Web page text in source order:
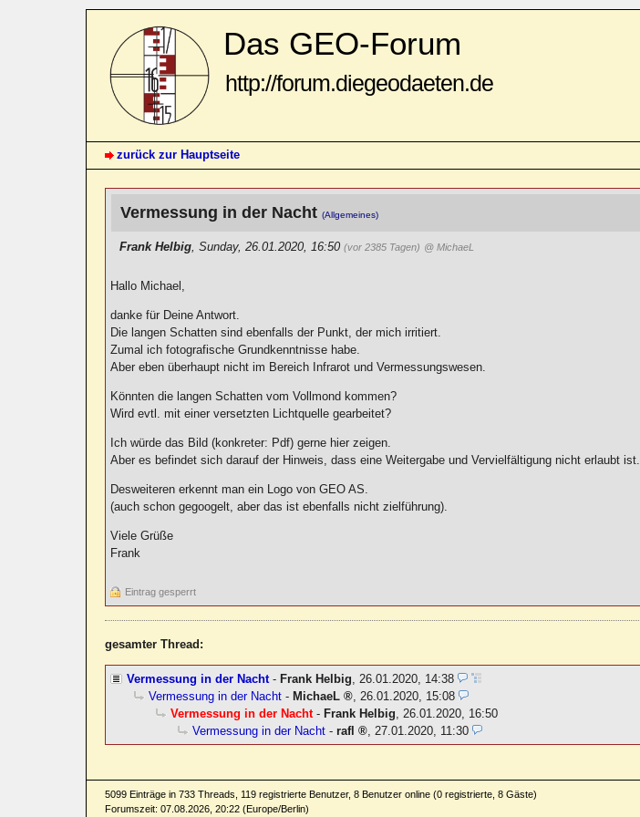
Das GEO-Forum
http://forum.diegeodaeten.de
zurück zur Hauptseite
Vermessung in der Nacht(Allgemeines)
Frank Helbig ,Sunday, 26.01.2020, 16:50(vor 2385 Tagen) @ MichaeL
Hallo Michael,
danke für Deine Antwort.
Die langen Schatten sind ebenfalls der Punkt, der mich irritiert.
Zumal ich fotografische Grundkenntnisse habe.
Aber eben überhaupt nicht im Bereich Infrarot und Vermessungswesen.
Könnten die langen Schatten vom Vollmond kommen?
Wird evtl. mit einer versetzten Lichtquelle gearbeitet?
Ich würde das Bild (konkreter: Pdf) gerne hier zeigen.
Aber es befindet sich darauf der Hinweis, dass eine Weitergabe und Vervielfältigung nicht erlaubt ist.
Desweiteren erkennt man ein Logo von GEO AS.
(auch schon gegoogelt, aber das ist ebenfalls nicht zielführung).
Viele Grüße
Frank
Eintrag gesperrt
gesamter Thread:
Vermessung in der Nacht- Frank Helbig,26.01.2020, 14:38
Vermessung in der Nacht - MichaeL ,26.01.2020, 15:08
Vermessung in der Nacht- Frank Helbig,26.01.2020, 16:50
Vermessung in der Nacht -rafl ,27.01.2020, 11:30
5099 Einträge in 733 Threads, 119 registrierte Benutzer, 8 Benutzer online (0 registrierte, 8 Gäste)
Forumszeit: 07.08.2026, 20:22 (Europe/Berlin)